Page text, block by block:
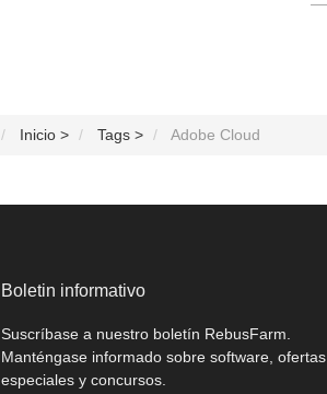
Inicio > Tags > Adobe Cloud
Boletin informativo
Suscríbase a nuestro boletín RebusFarm.
Manténgase informado sobre software, ofertas
especiales y concursos.